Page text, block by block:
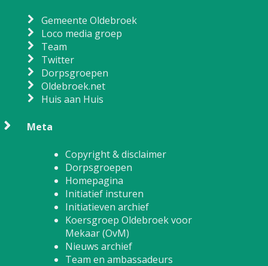
Gemeente Oldebroek
Loco media groep
Team
Twitter
Dorpsgroepen
Oldebroek.net
Huis aan Huis
Meta
Copyright & disclaimer
Dorpsgroepen
Homepagina
Initiatief insturen
Initiatieven archief
Koersgroep Oldebroek voor
Mekaar (OvM)
Nieuws archief
Team en ambassadeurs